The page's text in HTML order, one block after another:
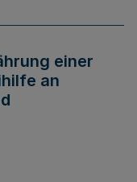
einer
an